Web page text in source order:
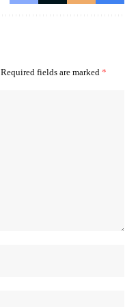
Required fields are marked *